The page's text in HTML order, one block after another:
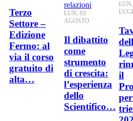
Terzo
Settore –
Edizione
Fermo: al
via il corso
gratuito di
alta…
LUN, 03
AGOSTO
Il dibattito
come
strumento
di crescita:
l’esperienza
dello
Scientifico…
il